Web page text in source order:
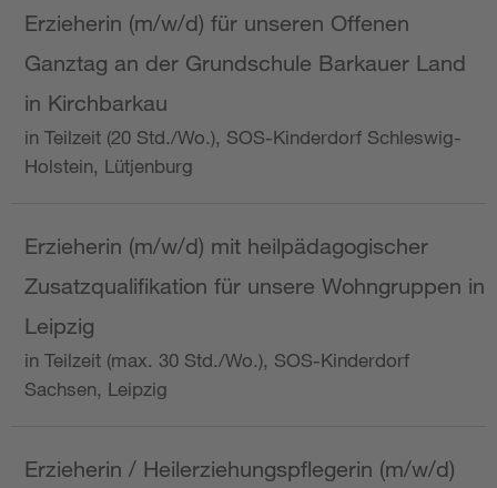
Erzieherin (m/w/d) für unseren Offenen
Ganztag an der Grundschule Barkauer Land
in Kirchbarkau
in Teilzeit (20 Std./Wo.), SOS-Kinderdorf Schleswig-
Holstein, Lütjenburg
Erzieherin (m/w/d) mit heilpädagogischer
Zusatzqualifikation für unsere Wohngruppen in
Leipzig
in Teilzeit (max. 30 Std./Wo.), SOS-Kinderdorf
Sachsen, Leipzig
Erzieherin / Heilerziehungspflegerin (m/w/d)